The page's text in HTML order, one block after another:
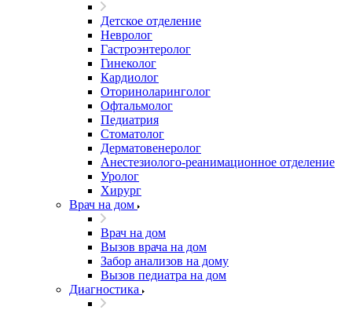
Детское отделение
Невролог
Гастроэнтеролог
Гинеколог
Кардиолог
Оториноларинголог
Офтальмолог
Педиатрия
Стоматолог
Дерматовенеролог
Анестезиолого-реанимационное отделение
Уролог
Хирург
Врач на дом
Врач на дом
Вызов врача на дом
Забор анализов на дому
Вызов педиатра на дом
Диагностика